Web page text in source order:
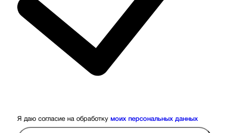
Я даю согласие на обработку моих персональных данных